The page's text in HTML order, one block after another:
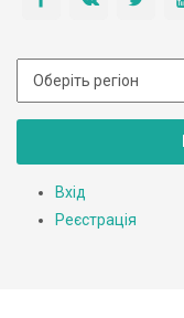
Вхід
Реєстрація